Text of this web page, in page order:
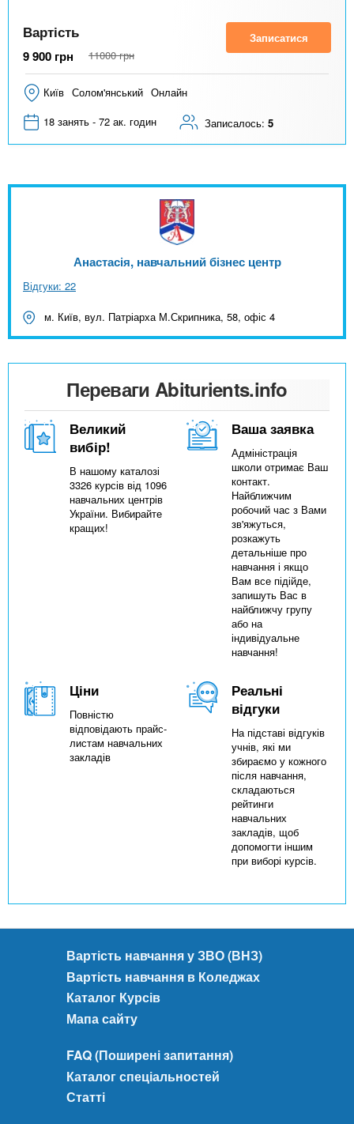
Вартість
9 900 грн 11000 грн
Записатися
Київ Солом'янський Онлайн
18 занять - 72 ак. годин
Записалось: 5
Анастасія, навчальний бізнес центр
Відгуки: 22
м. Київ, вул. Патріарха М.Скрипника, 58, офіс 4
Переваги Abiturients.info
Великий
вибір!
В нашому каталозі
3326 курсів від 1096
навчальних центрів
України. Вибирайте
кращих!
Ваша заявка
Адміністрація
школи отримає Ваш
контакт.
Найближчим
робочий час з Вами
зв'яжуться,
розкажуть
детальніше про
навчання і якщо
Вам все підійде,
запишуть Вас в
найближчу групу
або на
індивідуальне
навчання!
Ціни
Повністю
відповідають прайс-
листам навчальних
закладів
Реальні
відгуки
На підставі відгуків
учнів, які ми
збираємо у кожного
після навчання,
складаються
рейтинги
навчальних
закладів, щоб
допомогти іншим
при виборі курсів.
Вартість навчання у ЗВО (ВНЗ)
Вартість навчання в Коледжах
Каталог Курсів
Мапа сайту
FAQ (Поширені запитання)
Каталог спеціальностей
Статті